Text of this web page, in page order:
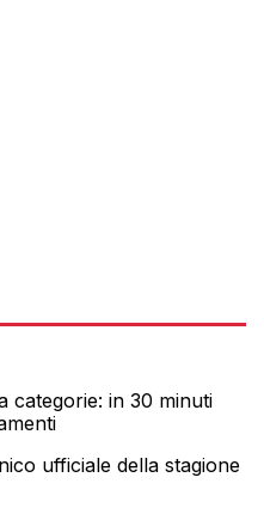
categorie: in 30 minuti
ufficiale della stagione